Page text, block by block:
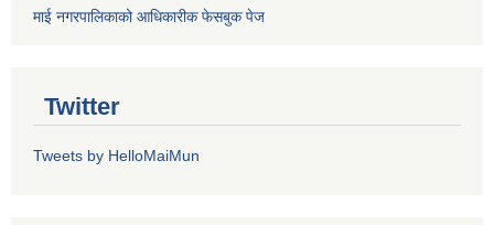
माई नगरपालिकाको आधिकारीक फेसबुक पेज
Twitter
Tweets by HelloMaiMun